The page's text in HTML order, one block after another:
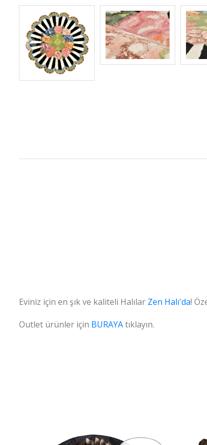
Eviniz için en şık ve kaliteli Halılar Zen Halı'da!
Outlet ürünler için BURAYAtıklayın.